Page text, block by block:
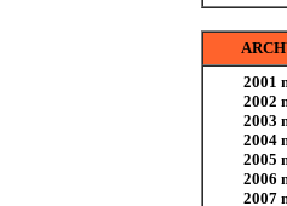
2001
2002
2003
2004
2005
2006
2007